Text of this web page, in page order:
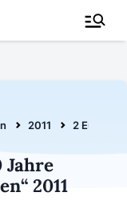
2011 2 Euro
Jahre
2011